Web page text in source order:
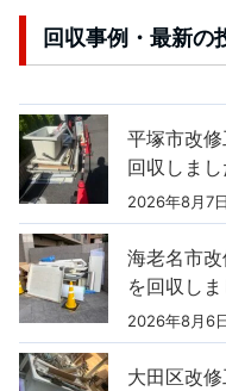
回収事例・最新の
平塚市改
回収しまし
2026年8月7日
海老名市
を回収しま
2026年8月6
大田区改